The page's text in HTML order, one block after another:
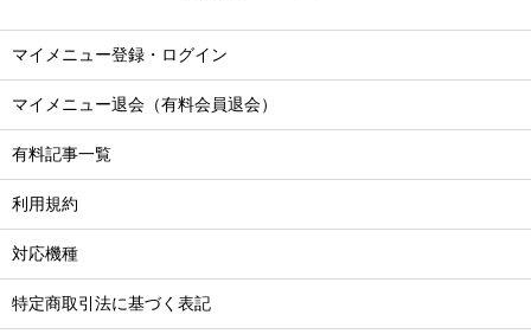
マイメニュー登録・ログイン
マイメニュー退会（有料会員退会）
有料記事一覧
利用規約
対応機種
特定商取引法に基づく表記